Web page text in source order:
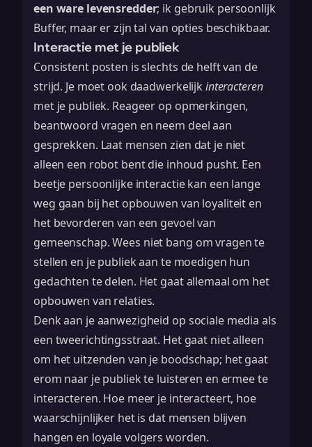
een ware levensredder; ik gebruik persoonlijk
Buffer, maar er zijn tal van opties beschikbaar.
Interactie met je publiek
Consistent posten is slechts de helft van de
strijd. Je moet ook daadwerkelijk interacteren
met je publiek. Reageer op opmerkingen,
beantwoord vragen en neem deel aan
gesprekken. Laat mensen zien dat je niet
alleen een robot bent die inhoud pusht. Een
beetje persoonlijke interactie kan een lange
weg gaan bij het opbouwen van loyaliteit en
het bevorderen van een gevoel van
gemeenschap. Wees niet bang om vragen te
stellen en je publiek aan te moedigen hun
gedachten te delen. Het gaat allemaal om het
opbouwen van relaties.
Denk aan je aanwezigheid op sociale media als
een tweerichtingsstraat. Het gaat niet alleen
om het uitzenden van je boodschap; het gaat
erom naar je publiek te luisteren en ermee te
interacteren. Hoe meer je interacteert, hoe
waarschijnlijker het is dat mensen blijven
hangen en loyale volgers worden.